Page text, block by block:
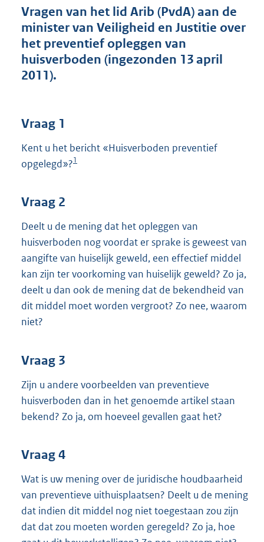
n
d
s
g
r
3
8
Vragen van het lid Arib (PvdA) aan de
minister van Veiligheid en Justitie over
het preventief opleggen van
huisverboden (ingezonden 13 april
2011).
Vraag 1
Kent u het bericht «Huisverboden preventief
opgelegd»?1
Vraag 2
Deelt u de mening dat het opleggen van
huisverboden nog voordat er sprake is geweest van
aangifte van huiselijk geweld, een effectief middel
kan zijn ter voorkoming van huiselijk geweld? Zo ja,
deelt u dan ook de mening dat de bekendheid van
dit middel moet worden vergroot? Zo nee, waarom
niet?
Vraag 3
Zijn u andere voorbeelden van preventieve
huisverboden dan in het genoemde artikel staan
bekend? Zo ja, om hoeveel gevallen gaat het?
Vraag 4
Wat is uw mening over de juridische houdbaarheid
van preventieve uithuisplaatsen? Deelt u de mening
dat indien dit middel nog niet toegestaan zou zijn
dat dat zou moeten worden geregeld? Zo ja, hoe